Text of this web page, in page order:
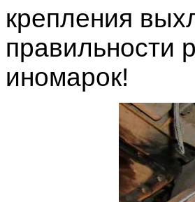
крепления
правильности
иномарок!